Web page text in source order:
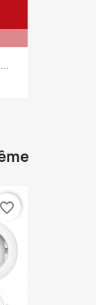
favorite_border